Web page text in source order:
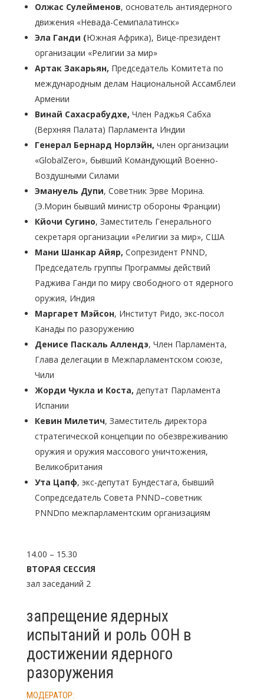
Олжас Сулейменов, основатель антиядерного
движения «Невада-Семипалатинск»
Эла Ганди (Южная Африка), Вице-президент
организации «Религии за мир»
Артак Закарьян, Председатель Комитета по
международным делам Национальной Ассамблеи
Армении
Винай Сахасрабудхе, Член Раджья Сабха
(Верхняя Палата) Парламента Индии
Генерал Бернард Норлэйн, член организации
«GlobalZero», бывший Командующий Военно-
Воздушными Силами
Эмануель Дупи, Советник Эрве Морина.
(Э.Морин бывший министр обороны Франции)
Кйочи Сугино, Заместитель Генерального
секретаря организации «Религии за мир», США
Мани Шанкар Айяр, Сопрезидент PNND,
Председатель группы Программы действий
Раджива Ганди по миру свободного от ядерного
оружия, Индия
Маргарет Мэйсон, Институт Ридо, экс-посол
Канады по разоружению
Денисе Паскаль Аллендэ, Член Парламента,
Глава делегации в Межпарламентском союзе,
Чили
Жорди Чукла и Коста, депутат Парламента
Испании
Кевин Милетич, Заместитель директора
стратегической концепции по обезвреживанию
оружия и оружия массового уничтожения,
Великобритания
Ута Цапф, экс-депутат Бундестага, бывший
Сопредседатель Совета PNND–советник
PNNDпо межпарламентским организациям
14.00 – 15.30
ВТОРАЯ СЕССИЯ
зал заседаний 2
запрещение ядерных
испытаний и роль ООН в
достижении ядерного
разоружения
МОДЕРАТОР: